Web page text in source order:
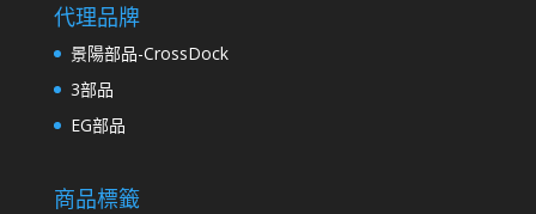
代理品牌
景陽部品-CrossDock
3部品
EG部品
商品標籤